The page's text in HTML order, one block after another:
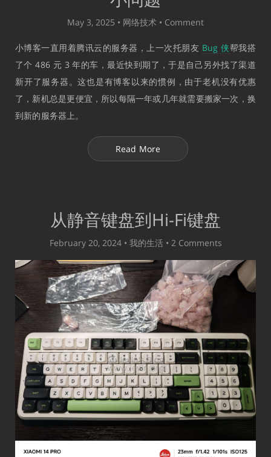
May 3, 2025 • 网络技术 • Comment
小博客一直用着腾讯云的服务器，上一次托朋友 Bug 侠帮我搭
了个 486 元 3 年的车，最近快到期了，于是自己另外找了渠道
新开了服务器。这也是有博客以来的惯例，由于老机没有优惠
了，新机总是更便宜，所以每隔一年或几年就需要搬家一次，换
到新的服务器上。
Read More
从静音键盘到Hi-Fi键盘
February 20, 2024 • 我的生活• 2 Comments